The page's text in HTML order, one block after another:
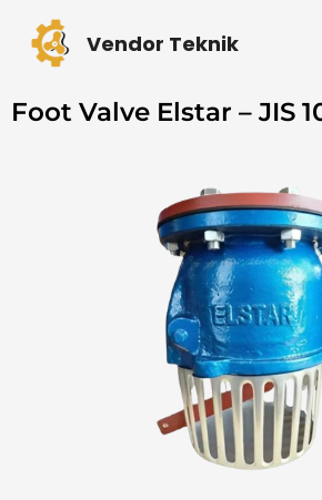
content
Vendor Teknik
Foot Valve Elstar – JIS